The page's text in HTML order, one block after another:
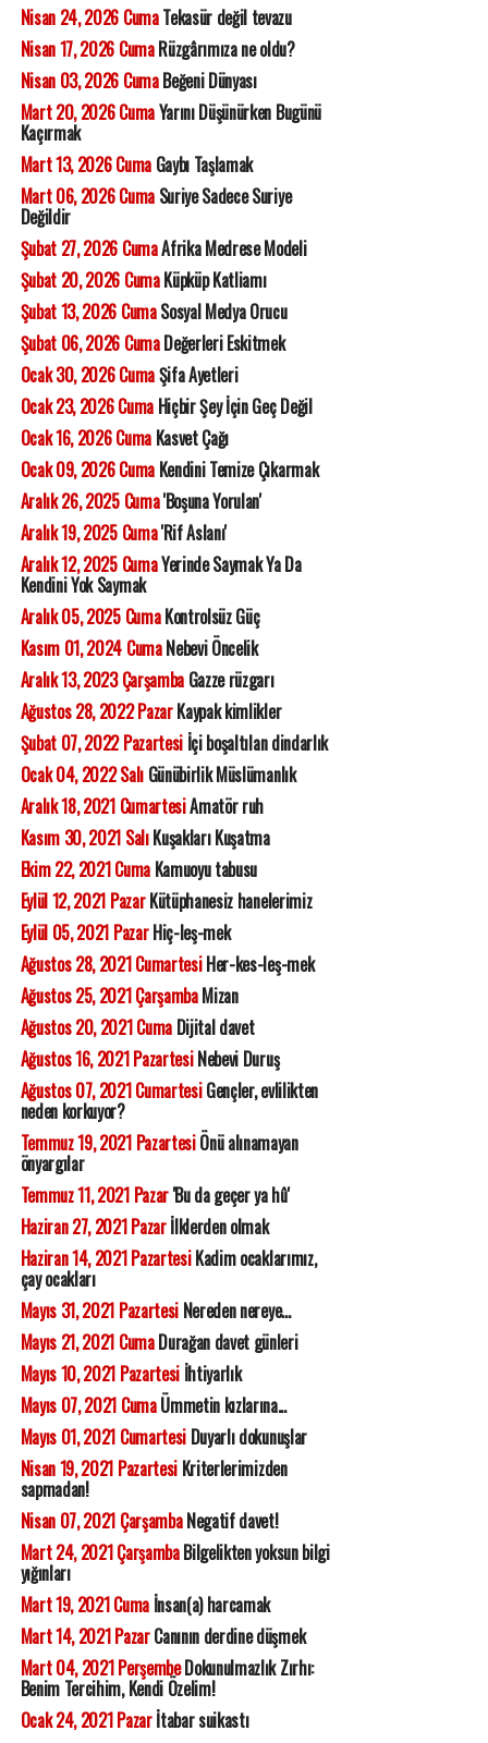
Nisan 24, 2026 CumaTekasür değil tevazu
Nisan 17, 2026 CumaRüzgârımıza ne oldu?
Nisan 03, 2026 CumaBeğeni Dünyası
Mart 20, 2026 CumaYarını Düşünürken Bugünü
Kaçırmak
Mart 13, 2026 CumaGaybı Taşlamak
Mart 06, 2026 CumaSuriye Sadece Suriye
Değildir
Şubat 27, 2026 CumaAfrika Medrese Modeli
Şubat 20, 2026 CumaKüpküp Katliamı
Şubat 13, 2026 CumaSosyal Medya Orucu
Şubat 06, 2026 CumaDeğerleri Eskitmek
Ocak 30, 2026 CumaŞifa Ayetleri
Ocak 23, 2026 CumaHiçbir Şey İçin Geç Değil
Ocak 16, 2026 CumaKasvet Çağı
Ocak 09, 2026 CumaKendini Temize Çıkarmak
Aralık 26, 2025 Cuma'Boşuna Yorulan'
Aralık 19, 2025 Cuma'Rif Aslanı'
Aralık 12, 2025 CumaYerinde Saymak Ya Da
Kendini Yok Saymak
Aralık 05, 2025 CumaKontrolsüz Güç
Kasım 01, 2024 CumaNebevi Öncelik
Aralık 13, 2023 ÇarşambaGazze rüzgarı
Ağustos 28, 2022 PazarKaypak kimlikler
Şubat 07, 2022 Pazartesiİçi boşaltılan dindarlık
Ocak 04, 2022 SalıGünübirlik Müslümanlık
Aralık 18, 2021 CumartesiAmatör ruh
Kasım 30, 2021 SalıKuşakları Kuşatma
Ekim 22, 2021 CumaKamuoyu tabusu
Eylül 12, 2021 PazarKütüphanesiz hanelerimiz
Eylül 05, 2021 PazarHiç-leş-mek
Ağustos 28, 2021 CumartesiHer-kes-leş-mek
Ağustos 25, 2021 ÇarşambaMizan
Ağustos 20, 2021 CumaDijital davet
Ağustos 16, 2021 PazartesiNebevi Duruş
Ağustos 07, 2021 CumartesiGençler, evlilikten
neden korkuyor?
Temmuz 19, 2021 PazartesiÖnü alınamayan
önyargılar
Temmuz 11, 2021 Pazar'Bu da geçer ya hû'
Haziran 27, 2021 Pazarİlklerden olmak
Haziran 14, 2021 PazartesiKadim ocaklarımız,
çay ocakları
Mayıs 31, 2021 PazartesiNereden nereye...
Mayıs 21, 2021 CumaDurağan davet günleri
Mayıs 10, 2021 Pazartesiİhtiyarlık
Mayıs 07, 2021 CumaÜmmetin kızlarına...
Mayıs 01, 2021 CumartesiDuyarlı dokunuşlar
Nisan 19, 2021 PazartesiKriterlerimizden
sapmadan!
Nisan 07, 2021 ÇarşambaNegatif davet!
Mart 24, 2021 ÇarşambaBilgelikten yoksun bilgi
yığınları
Mart 19, 2021 Cumaİnsan(a) harcamak
Mart 14, 2021 PazarCanının derdine düşmek
Mart 04, 2021 PerşembeDokunulmazlık Zırhı:
Benim Tercihim, Kendi Özelim!
Ocak 24, 2021 Pazarİtabar suikastı